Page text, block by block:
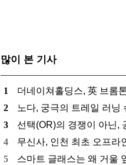
많이 본 기사
1
더네이쳐홀딩스, 英 브롬톤 자
2
노다, 궁극의 트레일 러닝
3
선택(OR)의 경쟁이 아닌,
4
무신사, 인천 최초 오프라인 편
5
스마트 글래스는 왜 거울